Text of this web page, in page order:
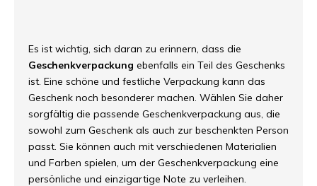
Es ist wichtig, sich daran zu erinnern, dass die
Geschenkverpackung ebenfalls ein Teil des Geschenks
ist. Eine schöne und festliche Verpackung kann das
Geschenk noch besonderer machen. Wählen Sie daher
sorgfältig die passende Geschenkverpackung aus, die
sowohl zum Geschenk als auch zur beschenkten Person
passt. Sie können auch mit verschiedenen Materialien
und Farben spielen, um der Geschenkverpackung eine
persönliche und einzigartige Note zu verleihen.